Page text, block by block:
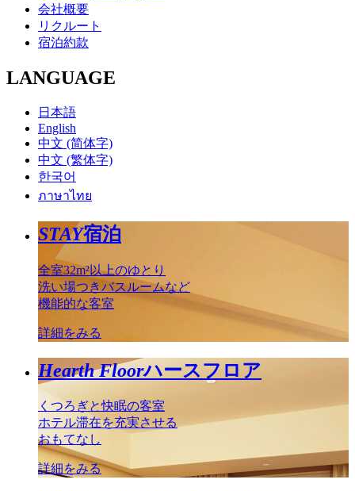
会社概要
リクルート
宿泊約款
LANGUAGE
日本語
English
中文 (简体字)
中文 (繁体字)
한국어
ภาษาไทย
STAY宿泊
全室32m²以上のゆとり
洗い場つきバスルームなど
機能的な客室
詳細をみる
Hearth Floorハースフロア
くつろぎと快眠の客室
ホテル滞在を充実させる
おもてなし
詳細をみる